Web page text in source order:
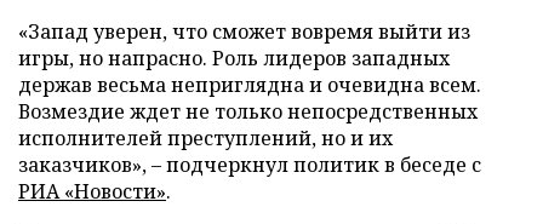
«Запад уверен, что сможет вовремя выйти из
игры, но напрасно. Роль лидеров западных
держав весьма неприглядна и очевидна всем.
Возмездие ждет не только непосредственных
исполнителей преступлений, но и их
заказчиков», – подчеркнул политик в беседе с
РИА «Новости».